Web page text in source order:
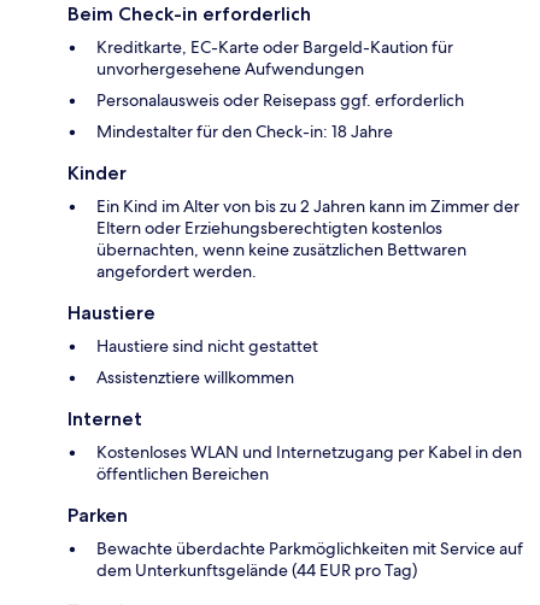
Beim Check-in erforderlich
Kreditkarte, EC-Karte oder Bargeld-Kaution für
unvorhergesehene Aufwendungen
Personalausweis oder Reisepass ggf. erforderlich
Mindestalter für den Check-in: 18 Jahre
Kinder
Ein Kind im Alter von bis zu 2 Jahren kann im Zimmer der
Eltern oder Erziehungsberechtigten kostenlos
übernachten, wenn keine zusätzlichen Bettwaren
angefordert werden.
Haustiere
Haustiere sind nicht gestattet
Assistenztiere willkommen
Internet
Kostenloses WLAN und Internetzugang per Kabel in den
öffentlichen Bereichen
Parken
Bewachte überdachte Parkmöglichkeiten mit Service auf
dem Unterkunftsgelände (44 EUR pro Tag)